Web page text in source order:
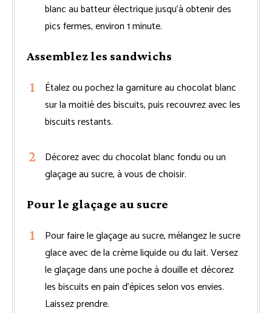
blanc au batteur électrique jusqu’à obtenir des
pics fermes, environ 1 minute.
Assemblez les sandwichs
Étalez ou pochez la garniture au chocolat blanc
sur la moitié des biscuits, puis recouvrez avec les
biscuits restants.
Décorez avec du chocolat blanc fondu ou un
glaçage au sucre, à vous de choisir.
Pour le glaçage au sucre
Pour faire le glaçage au sucre, mélangez le sucre
glace avec de la crème liquide ou du lait. Versez
le glaçage dans une poche à douille et décorez
les biscuits en pain d’épices selon vos envies.
Laissez prendre.